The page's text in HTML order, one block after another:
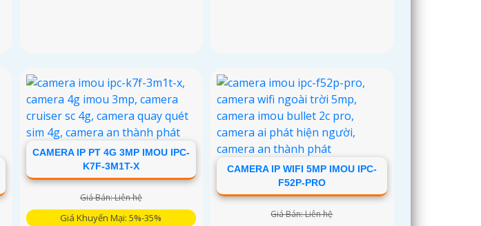
CAMERA IP PT 4G 3MP IMOU IPC-
K7F-3M1T-X
Giá Bán: Liên hệ
Giá Khuyến Mại: 5%-35%
CAMERA IP WIFI 5MP IMOU IPC-
F52P-PRO
Giá Bán: Liên hệ